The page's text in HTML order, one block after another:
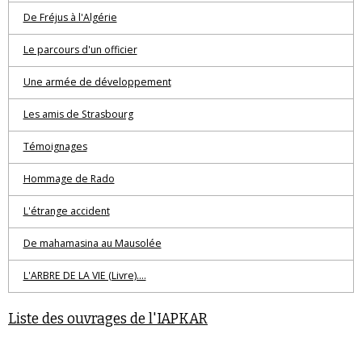
De Fréjus à l'Algérie
Le parcours d'un officier
Une armée de développement
Les amis de Strasbourg
Témoignages
Hommage de Rado
L'étrange accident
De mahamasina au Mausolée
L'ARBRE DE LA VIE (Livre)....
Liste des ouvrages de l'IAPKAR